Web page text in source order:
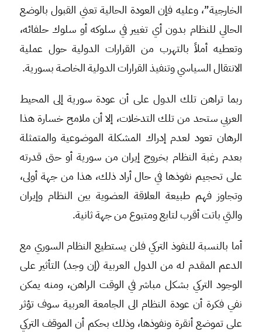
الخارجية”، وعليه فإن العودة الحالية تعني القبول بالوضع
الحالي للنظام بدون أي تغيير في سلوكه أو سلوك حلفائه،
وتعطيه أملاً بالتهرب من القرارات الدولية حول عملية
الانتقال السياسي وتنفيذ القرارات الدولية الخاصة بسورية.
ربما تراهن تلك الدول على أن عودة سورية إلى المحيط
العربي ستحد من تلك التدخلات، إلا أن ملامح خسارة هذا
الرهان تعود لعدم إدراك المشكلة الموضوعية والمتمثلة
بعدم رغبة النظام بخروج إيران من سورية أو حتى قدرته
على تحجيم نفوذها في حال أراد ذلك، هذا من جهة أولى،
وتجاوز فهم طبيعة العلاقة العضوية بين النظام وإيران
والتي باتت أقرب لتابع ومتبوع من جهة ثانية.
أما بالنسبة للنفوذ التركي فلن يستطيع النظام السوري مع
الدعم المقدم له من الدول العربية (إن وجد) التأثير على
الوجود التركي بشكل مباشر في الوقت الراهن، ومنه يمكن
نفي فكرة أن عودة النظام الى الجامعة العربية سوف تؤثر
على تموضع أنقرة ونفوذها، وذلك بحكم أن الموقف التركي